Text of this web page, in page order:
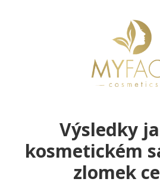
Výsledky
kosmetickém
zlomek